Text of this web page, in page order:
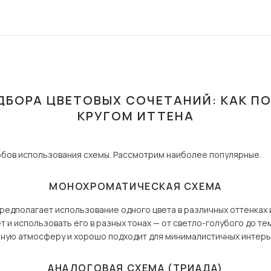
ЦВЕТОВЫХ СОЧЕТАНИЙ: КАК
КРУГОМ ИТТЕНА
использования схемы. Рассмотрим наиболее популярные.
МОНОХРОМАТИЧЕСКАЯ СХЕМА
использование одного цвета в различных
и использовать его в разных тонах — от светло-голубого до
атмосферу и хорошо подходит для минималистичных
АНАЛОГОВАЯ СХЕМА (ТРИАДА)